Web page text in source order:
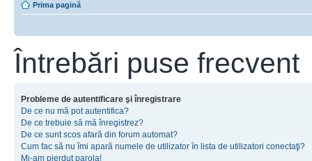
Prima pagină
Întrebări puse frecvent
Probleme de autentificare şi înregistrare
De ce nu mă pot autentifica?
De ce trebuie să mă înregistrez?
De ce sunt scos afară din forum automat?
Cum fac să nu îmi apară numele de utilizator în lista de utilizatori conectaţi?
Mi-am pierdut parola!